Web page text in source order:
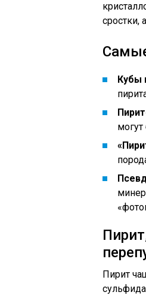
сростки,
Кубы
Пирит